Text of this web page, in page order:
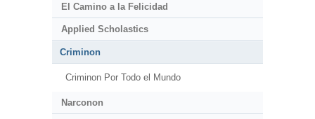
El Camino a la Felicidad
Applied Scholastics
Criminon
Criminon Por Todo el Mundo
Narconon